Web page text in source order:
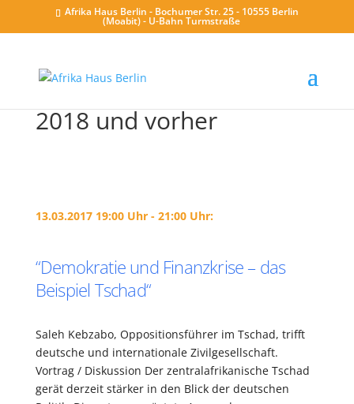
Afrika Haus Berlin - Bochumer Str. 25 - 10555 Berlin
(Moabit) - U-Bahn Turmstraße
2018 und vorher
13.03.2017 19:00 Uhr - 21:00 Uhr:
“Demokratie und Finanzkrise – das
Beispiel Tschad“
Saleh Kebzabo, Oppositionsführer im Tschad, trifft
deutsche und internationale Zivilgesellschaft.
Vortrag / Diskussion Der zentralafrikanische Tschad
gerät derzeit stärker in den Blick der deutschen